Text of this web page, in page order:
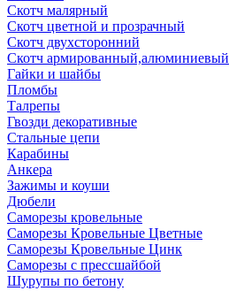
Скотч малярный
Скотч цветной и прозрачный
Скотч двухсторонний
Скотч армированный,алюминиевый
Гайки и шайбы
Пломбы
Талрепы
Гвозди декоративные
Стальные цепи
Карабины
Анкера
Зажимы и коуши
Дюбели
Саморезы кровельные
Саморезы Кровельные Цветные
Саморезы Кровельные Цинк
Саморезы с прессшайбой
Шурупы по бетону